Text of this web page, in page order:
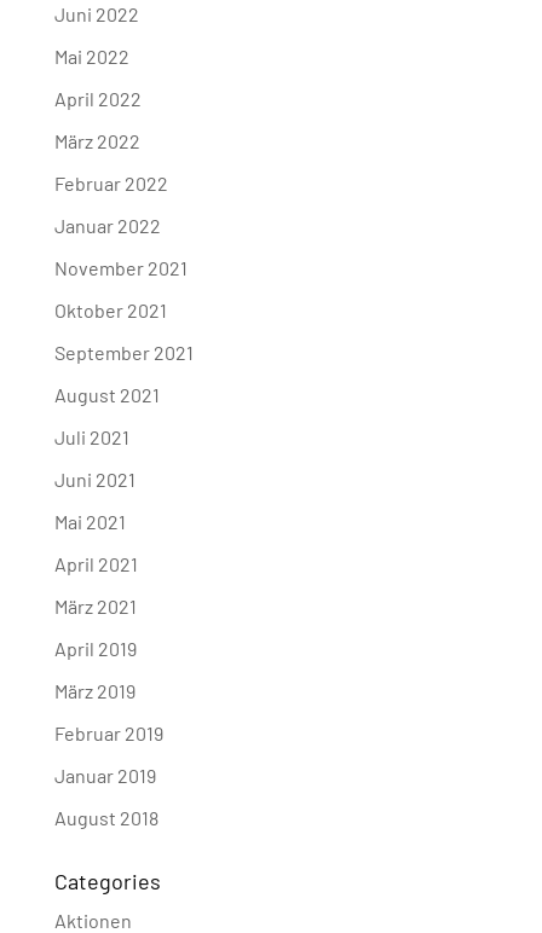
Juni 2022
Mai 2022
April 2022
März 2022
Februar 2022
Januar 2022
November 2021
Oktober 2021
September 2021
August 2021
Juli 2021
Juni 2021
Mai 2021
April 2021
März 2021
April 2019
März 2019
Februar 2019
Januar 2019
August 2018
Categories
Aktionen